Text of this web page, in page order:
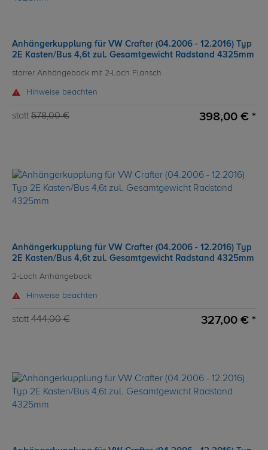
Anhängerkupplung für VW Crafter (04.2006 - 12.2016) Typ
2E Kasten/Bus 4,6t zul. Gesamtgewicht Radstand 4325mm
starrer Anhängebock mit 2-Loch Flansch
Hinweise beachten
statt 578,00 € 398,00 € *
Anhängerkupplung für VW Crafter (04.2006 - 12.2016) Typ
2E Kasten/Bus 4,6t zul. Gesamtgewicht Radstand 4325mm
2-Loch Anhängebock
Hinweise beachten
statt 444,00 € 327,00 € *